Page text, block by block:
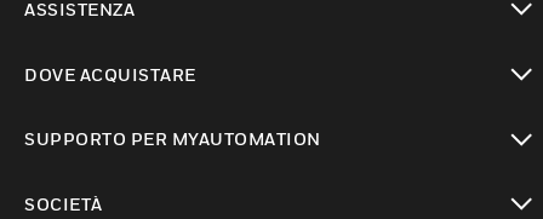
ASSISTENZA
DOVE ACQUISTARE
SUPPORTO PER MYAUTOMATION
SOCIETÀ